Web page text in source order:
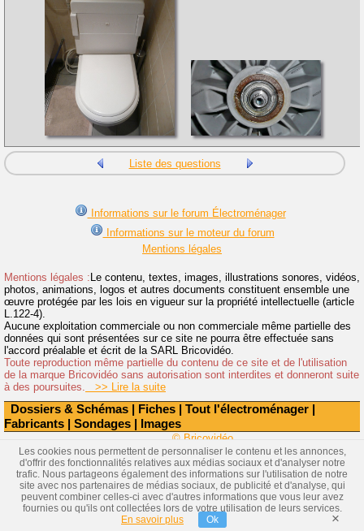
Dossiers & Schémas | Fiches | Tout l'électroménager |
Fabricants | Sondages | Images
Liste des questions
Informations sur le forum Électroménager
Informations sur le moteur du forum
Mentions légales
Mentions légales : Le contenu, textes, images, illustrations sonores, vidéos,
photos, animations, logos et autres documents constituent ensemble une
œuvre protégée par les lois en vigueur sur la propriété intellectuelle (article
L.122-4).
Aucune exploitation commerciale ou non commerciale même partielle des
données qui sont présentées sur ce site ne pourra être effectuée sans
l'accord préalable et écrit de la SARL Bricovidéo.
Toute reproduction même partielle du contenu de ce site et de l'utilisation
de la marque Bricovidéo sans autorisation sont interdites et donneront suite
à des poursuites.
>> Lire la suite
© Bricovidéo
Les cookies nous permettent de personnaliser le contenu et les annonces,
d'offrir des fonctionnalités relatives aux médias sociaux et d'analyser notre
trafic. Nous partageons également des informations sur l'utilisation de notre
site avec nos partenaires de médias sociaux, de publicité et d'analyse, qui
peuvent combiner celles-ci avec d'autres informations que vous leur avez
fournies ou qu'ils ont collectées lors de votre utilisation de leurs services.
En savoir plus
Ok ×